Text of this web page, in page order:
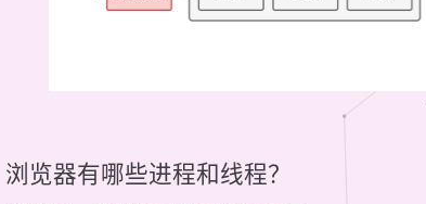
浏览器有哪些进程和线程？